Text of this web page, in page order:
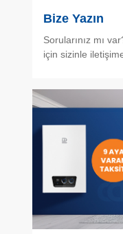
Bize Yazın
Sorularınız mı
için sizinle